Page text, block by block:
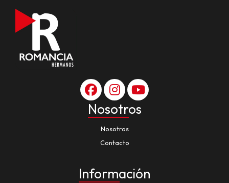
Nosotros
Nosotros
Contacto
Información